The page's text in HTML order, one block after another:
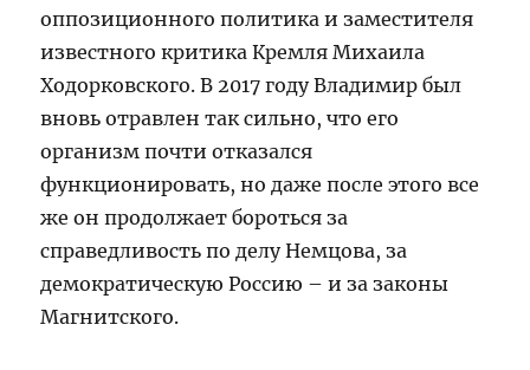
оппозиционного политика и заместителя
известного критика Кремля Михаила
Ходорковского. В 2017 году Владимир был
вновь отравлен так сильно, что его
организм почти отказался
функционировать, но даже после этого все
же он продолжает бороться за
справедливость по делу Немцова, за
демократическую Россию – и за законы
Магнитского.